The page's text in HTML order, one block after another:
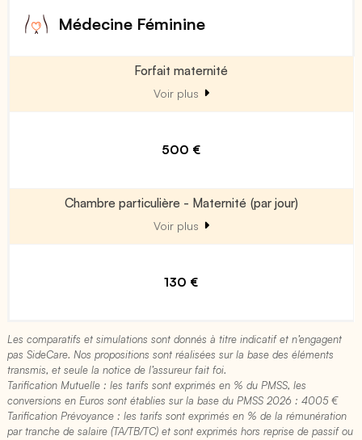
Médecine Féminine
Forfait maternité
Voir plus
500 €
Chambre particulière - Maternité (par jour)
Voir plus
130 €
Les comparatifs et simulations sont donnés à titre indicatif et n’engagent
pas SideCare. Nos propositions sont réalisées sur la base des éléments
transmis, et seule la notice de l’assureur fait foi.
Tarification Mutuelle : les tarifs sont exprimés en % du PMSS, les
conversions en Euros sont établies sur la base du PMSS 2026 : 4005 €​
Tarification Prévoyance : les tarifs sont exprimés en % de la rémunération
par tranche de salaire (TA/TB/TC) et sont exprimés hors reprise de passif ou